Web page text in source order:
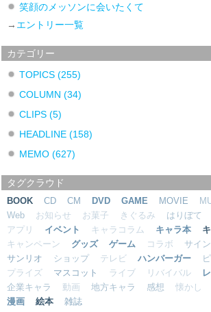
笑顔のメッソンに会いたくて
→ エントリー一覧
カテゴリー
TOPICS(255)
COLUMN(34)
CLIPS(5)
HEADLINE(158)
MEMO(627)
タグクラウド
BOOK CD CM DVD GAME MOVIE
Web
お知らせ お菓子 きぐるみ はりぼて
アプリ
イベント キャラコラム キャラ本
キャンペーン
グッズ ゲーム コラボ サイン
サンリオ
ショップ テレビ ハンバーガー
プライズ
マスコット ライブ リバイバル
企業キャラ
動画 地方キャラ 感想 懐かし
漫画
絵本 雑誌